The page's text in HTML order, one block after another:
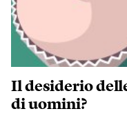
Il desiderio
di uomini?